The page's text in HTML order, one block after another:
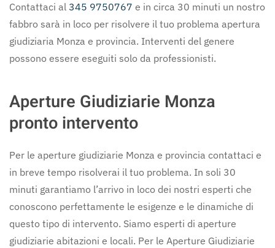
Contattaci al 345 9750767 e in circa 30 minuti un nostro
fabbro sarà in loco per risolvere il tuo problema apertura
giudiziaria Monza e provincia. Interventi del genere
possono essere eseguiti solo da professionisti.
Aperture Giudiziarie Monza
pronto intervento
Per le aperture giudiziarie Monza e provincia contattaci e
in breve tempo risolverai il tuo problema. In soli 30
minuti garantiamo l’arrivo in loco dei nostri esperti che
conoscono perfettamente le esigenze e le dinamiche di
questo tipo di intervento. Siamo esperti di aperture
giudiziarie abitazioni e locali. Per le Aperture Giudiziarie